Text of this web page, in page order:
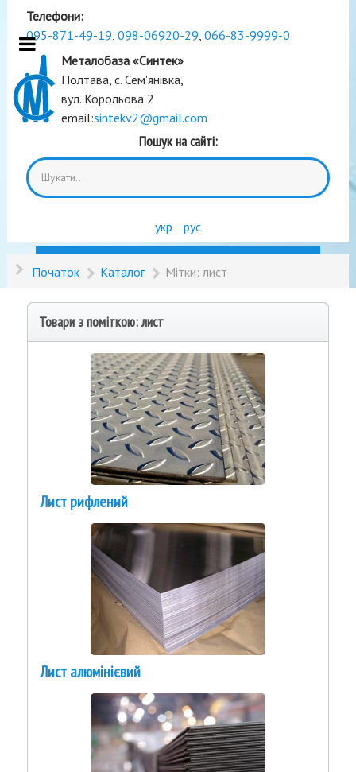
Телефони:
095-871-49-19, 098-06920-29, 066-83-9999-0
Металобаза «Синтек»
Полтава, с. Сем'янівка,
вул. Корольова 2
email:sintekv2@gmail.com
Пошук на сайті:
укр рус
Початок Каталог Мітки: лист
Товари з поміткою: лист
Лист рифлений
Лист алюмінієвий